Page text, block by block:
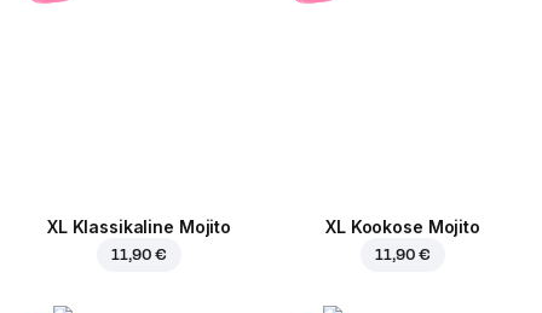
XL Klassikaline Mojito
11,90 €
XL Kookose Mojito
11,90 €